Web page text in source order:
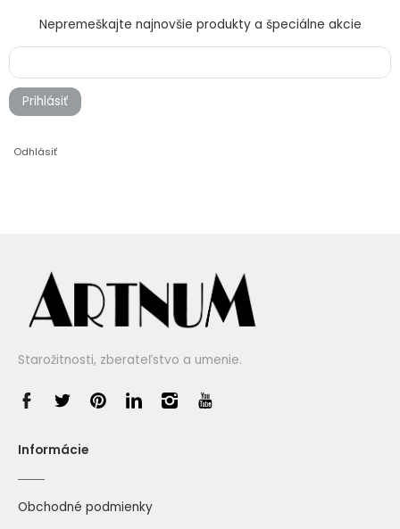
Nepremeškajte najnovšie produkty a špeciálne akcie
Prihlásiť
Odhlásiť
Starožitnosti, zberateľstvo a umenie.
Informácie
Obchodné podmienky